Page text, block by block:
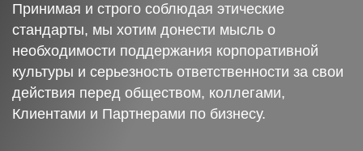
Принимая и строго соблюдая этические
стандарты, мы хотим донести мысль о
необходимости поддержания корпоративной
культуры и серьезность ответственности за свои
действия перед обществом, коллегами,
Клиентами и Партнерами по бизнесу.